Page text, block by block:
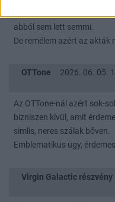
abból sem lett semmi.
De remélem azért az akták
OTTone
2026. 06. 05.
Az OTTone-nál azért sok-
bizniszen kívül, amit
simlis, neres szálak bőven.
Emblematikus ügy,
Virgin Galactic részvény